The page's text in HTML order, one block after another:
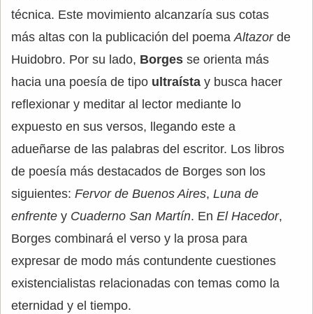
técnica. Este movimiento alcanzaría sus cotas
más altas con la publicación del poema Altazorde
Huidobro. Por su lado, Borges se orienta más
hacia una poesía de tipo ultraísta y busca hacer
reflexionar y meditar al lector mediante lo
expuesto en sus versos, llegando este a
adueñarse de las palabras del escritor. Los libros
de poesía más destacados de Borges son los
siguientes: Fervor de Buenos Aires, Luna de
enfrente y Cuaderno San Martín. En El Hacedor,
Borges combinará el verso y la prosa para
expresar de modo más contundente cuestiones
existencialistas relacionadas con temas como la
eternidad y el tiempo.